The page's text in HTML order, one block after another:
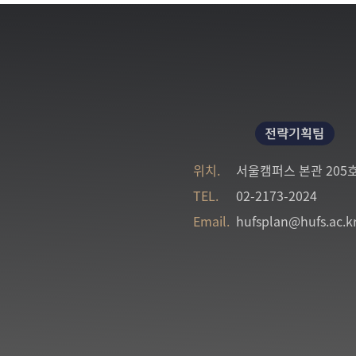
전략기획팀
위치.
서울캠퍼스 본관 205
TEL.
02-2173-2024
Email.